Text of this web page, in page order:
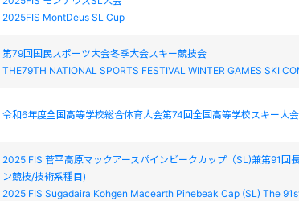
2025FIS MontDeus SL Cup
第79回国民スポーツ大会冬季大会スキー競技会
THE79TH NATIONAL SPORTS FESTIVAL WINTER GAMES SKI
令和6年度全国高等学校総合体育大会第74回全国高等学校スキー大会
2025 FIS 菅平高原マックアースパインビークカップ（SL)兼第91回
ン競技/技術系種目)
2025 FIS Sugadaira Kohgen Macearth Pinebeak Cap (SL) The